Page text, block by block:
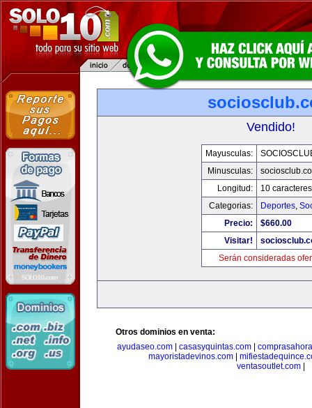
Vendido!
Mayusculas:
Minusculas:
Longitud:
10 caracteres
Categorias:
Deportes,
Precio:
$660.00
Visitar!
Serán consideradas
Otros dominios en venta:
ayudaseo.com
casasyquintas.com
mayoristadevinos.com
ventasoutlet.com